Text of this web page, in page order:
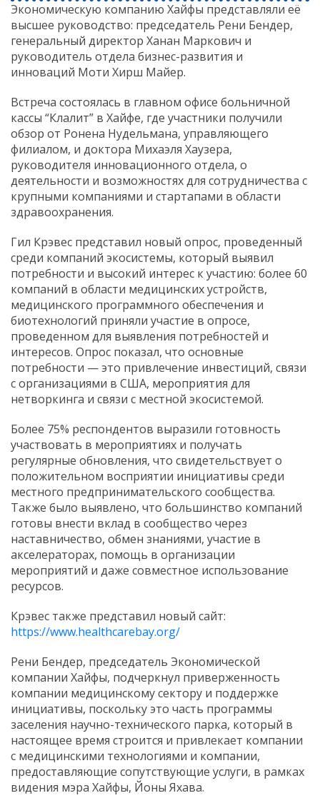
Экономическую компанию Хайфы представляли её
высшее руководство: председатель Рени Бендер,
генеральный директор Ханан Маркович и
руководитель отдела бизнес-развития и
инноваций Моти Хирш Майер.
Встреча состоялась в главном офисе больничной
кассы “Клалит” в Хайфе, где участники получили
обзор от Ронена Нудельмана, управляющего
филиалом, и доктора Михаэля Хаузера,
руководителя инновационного отдела, о
деятельности и возможностяхдля сотрудничества с
крупными компаниями и стартапами в области
здравоохранения.
Гил Крэвес представил новый опрос, проведенный
среди компаний экосистемы, который выявил
потребности и высокий интерес кучастию: более 60
компаний в области медицинскихустройств,
медицинского программного обеспечения и
биотехнологий приняли участие в опросе,
проведенном для выявления потребностей и
интересов. Опрос показал, что основные
потребности —это привлечение инвестиций, связи
сорганизациями в США, мероприятия для
нетворкинга и связи с местной экосистемой.
Более 75% респондентов выразили готовность
участвовать в мероприятиях и получать
регулярные обновления, что свидетельствует о
положительном восприятии инициативы среди
местного предпринимательского сообщества.
Также было выявлено, что большинство компаний
готовы внести вклад в сообщество через
наставничество, обмен знаниями, участие в
акселераторах, помощь в организации
мероприятий и даже совместное использование
ресурсов.
Крэвес также представил новый сайт:
https://www.healthcarebay.org/
Рени Бендер, председатель Экономической
компании Хайфы, подчеркнул приверженность
компании медицинскомусектору и поддержке
инициативы, посколькуэто часть программы
заселения научно-технического парка, который в
настоящее время строится и привлекает компании
с медицинскими технологиями и компании,
предоставляющие сопутствующие услуги, в рамках
видения мэра Хайфы, Йоны Яхава.